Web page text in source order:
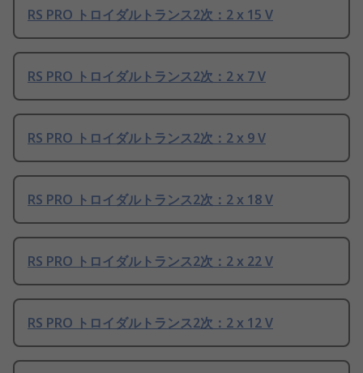
RS PRO トロイダルトランス2次：2 x 15 V
RS PRO トロイダルトランス2次：2 x 7 V
RS PRO トロイダルトランス2次：2 x 9 V
RS PRO トロイダルトランス2次：2 x 18 V
RS PRO トロイダルトランス2次：2 x 22 V
RS PRO トロイダルトランス2次：2 x 12 V